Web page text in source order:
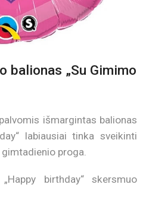
balionas „Su Gimimo
išmargintas balionas
labiausiai tinka sveikinti
proga.
birthday“ skersmuo